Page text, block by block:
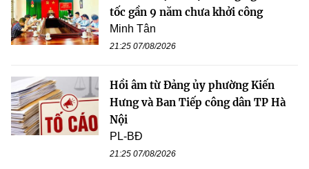
tốc gần 9 năm chưa khởi công
Minh Tân
21:25 07/08/2026
Hồi âm từ Đảng ủy phường Kiến
Hưng và Ban Tiếp công dân TP Hà
Nội
PL-BĐ
21:25 07/08/2026